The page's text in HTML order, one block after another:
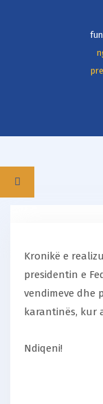
Kronikë e
presidentin e
vendimeve dhe
karantinës, kur
Ndiqeni!